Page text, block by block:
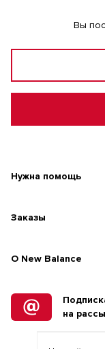
Вы
Нужна помощь
Заказы
O New Balance
на